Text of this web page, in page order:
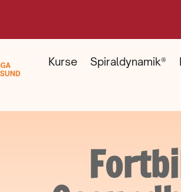
Kurse Spiraldynamik®